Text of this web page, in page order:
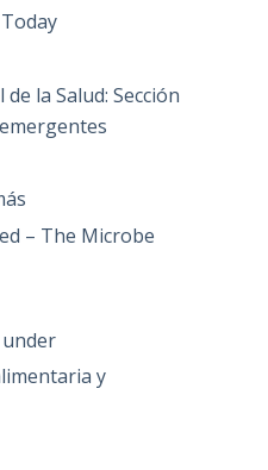
la Salud: Sección
– The Microbe
y